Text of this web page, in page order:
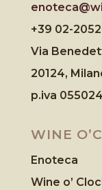
+39 02-
Via
20124,
p.iva
WINE
Enoteca
Wine o’